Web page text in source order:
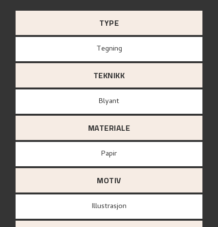
TYPE
Tegning
TEKNIKK
Blyant
MATERIALE
papir
MOTIV
Illustrasjon